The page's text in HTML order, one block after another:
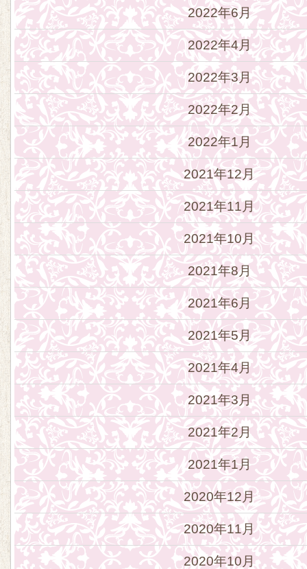
2022年6月
2022年4月
2022年3月
2022年2月
2022年1月
2021年12月
2021年11月
2021年10月
2021年8月
2021年6月
2021年5月
2021年4月
2021年3月
2021年2月
2021年1月
2020年12月
2020年11月
2020年10月